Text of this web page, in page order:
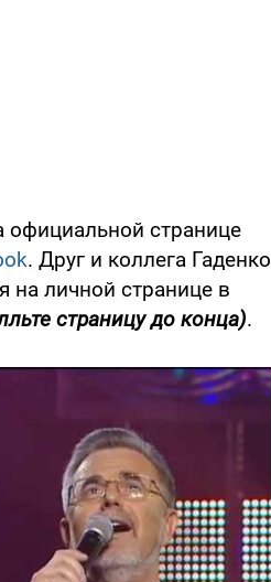
странице
. Друг и коллега Гаденко
на личной странице в
страницу до конца).